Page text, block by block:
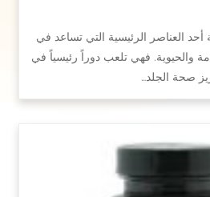
أحد العناصر الرئيسية التي تساعد في
والحيوية. فهي تلعب دوراً رئيسياً في
صحة الجلد…